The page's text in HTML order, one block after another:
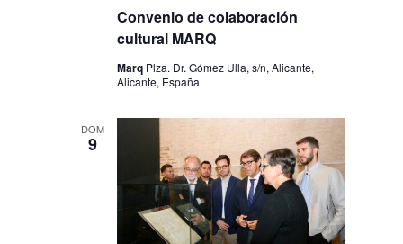
Convenio de colaboración
cultural MARQ
Marq Plza. Dr. Gómez Ulla, s/n, Alicante,
Alicante, España
DOM
9